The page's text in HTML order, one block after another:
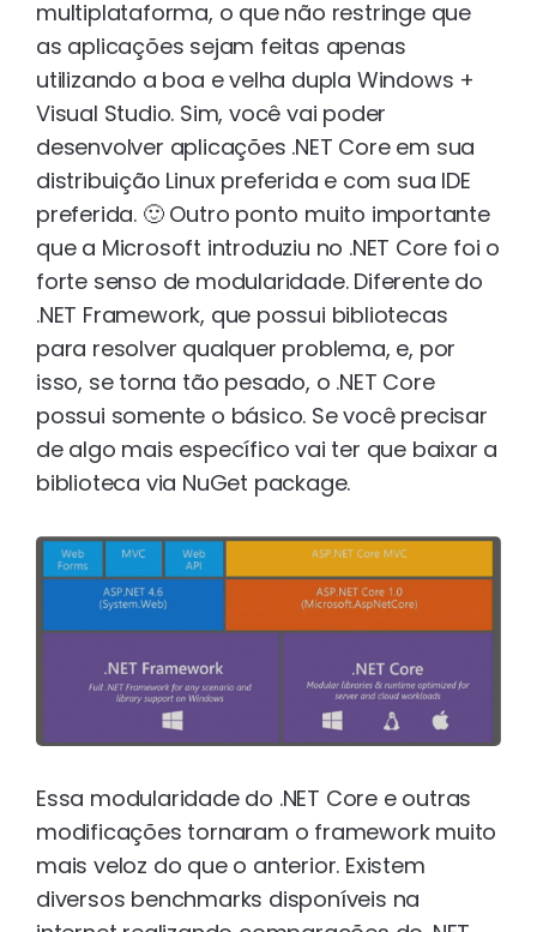
multiplataforma, o que não restringe que
as aplicações sejam feitas apenas
utilizando a boa e velha dupla Windows +
Visual Studio. Sim, você vai poder
desenvolver aplicações .NET Core em sua
distribuição Linux preferida e com sua IDE
preferida. 🙂 Outro ponto muito importante
que a Microsoft introduziu no .NET Core foi o
forte senso de modularidade. Diferente do
.NET Framework, que possui bibliotecas
para resolver qualquer problema, e, por
isso, se torna tão pesado, o .NET Core
possui somente o básico. Se você precisar
de algo mais específico vai ter que baixar a
biblioteca via NuGet package.
Essa modularidade do .NET Core e outras
modificações tornaram o framework muito
mais veloz do que o anterior. Existem
diversos benchmarks disponíveis na